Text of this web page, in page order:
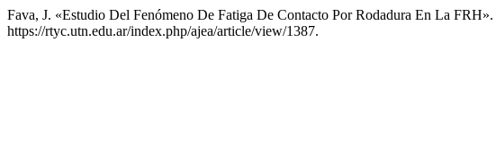
Fava, J. «Estudio Del Fenómeno De Fatiga De Contacto Por Rodadura En La FRH».
https://rtyc.utn.edu.ar/index.php/ajea/article/view/1387.